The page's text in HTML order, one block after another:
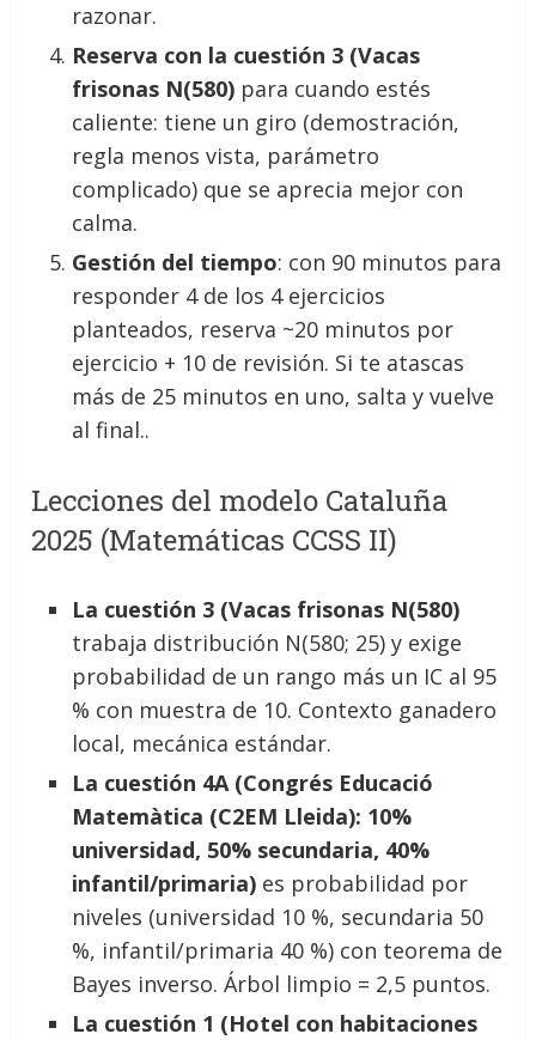
razonar.
Reserva con la cuestión 3 (Vacas
frisonas N(580) para cuando estés
caliente: tiene un giro (demostración,
regla menos vista, parámetro
complicado) que se aprecia mejor con
calma.
Gestión del tiempo: con 90 minutos para
responder 4 de los 4 ejercicios
planteados, reserva ~20 minutos por
ejercicio + 10 de revisión. Si te atascas
más de 25 minutos en uno, salta y vuelve
al final..
Lecciones del modelo Cataluña
2025 (Matemáticas CCSS II)
La cuestión 3 (Vacas frisonas N(580)
trabaja distribución N(580; 25) y exige
probabilidad de un rango más un IC al 95
% con muestra de 10. Contexto ganadero
local, mecánica estándar.
La cuestión 4A (Congrés Educació
Matemàtica (C2EM Lleida): 10%
universidad, 50% secundaria, 40%
infantil/primaria) es probabilidad por
niveles (universidad 10 %, secundaria 50
%, infantil/primaria 40 %) con teorema de
Bayes inverso. Árbol limpio = 2,5 puntos.
La cuestión 1 (Hotel con habitaciones